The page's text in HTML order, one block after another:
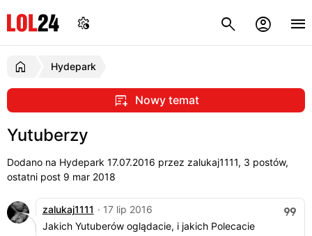
Hydepark
Nowy temat
Yutuberzy
Dodano na Hydepark 17.07.2016 przez zalukaj1111, 3 postów,
ostatni post 9 mar 2018
zalukaj1111 · 17 lip 2016
Jakich Yutuberów oglądacie, i jakich Polecacie